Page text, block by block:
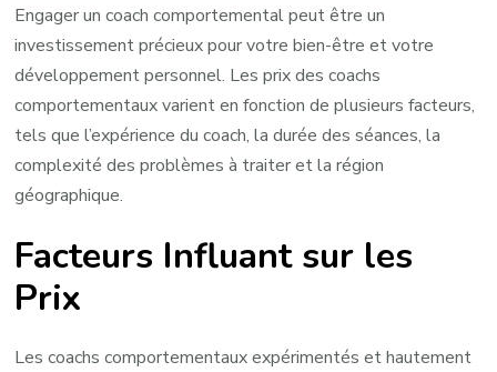
Votre
Bien-
Être?
Engager un coach comportemental peut être un
investissement précieux pour votre bien-être et votre
développement personnel. Les prix des coachs
comportementaux varient en fonction de plusieurs facteurs,
tels que l’expérience du coach, la durée des séances, la
complexité des problèmes à traiter et la région
géographique.
Facteurs Influant sur les
Prix
Les coachs comportementaux expérimentés et hautement